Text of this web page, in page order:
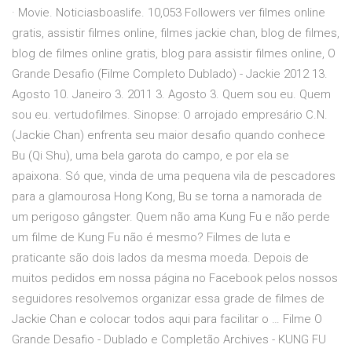
· Movie. Noticiasboaslife. 10,053 Followers ver filmes online
gratis, assistir filmes online, filmes jackie chan, blog de filmes,
blog de filmes online gratis, blog para assistir filmes online, O
Grande Desafio (Filme Completo Dublado) - Jackie 2012 13.
Agosto 10. Janeiro 3. 2011 3. Agosto 3. Quem sou eu. Quem
sou eu. vertudofilmes. Sinopse: O arrojado empresário C.N.
(Jackie Chan) enfrenta seu maior desafio quando conhece
Bu (Qi Shu), uma bela garota do campo, e por ela se
apaixona. Só que, vinda de uma pequena vila de pescadores
para a glamourosa Hong Kong, Bu se torna a namorada de
um perigoso gângster. Quem não ama Kung Fu e não perde
um filme de Kung Fu não é mesmo? Filmes de luta e
praticante são dois lados da mesma moeda. Depois de
muitos pedidos em nossa página no Facebook pelos nossos
seguidores resolvemos organizar essa grade de filmes de
Jackie Chan e colocar todos aqui para facilitar o … Filme O
Grande Desafio - Dublado e Completão Archives - KUNG FU